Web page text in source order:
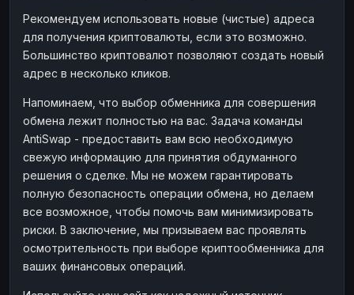
Рекомендуем использовать новые (чистые) адреса
для получения криптовалюты, если это возможно.
Большинство криптовалют позволяют создать новый
адрес в несколько кликов.
Напоминаем, что выбор обменника для совершения
обмена лежит полностью на вас. Задача команды
AntiSwap - предоставить вам всю необходимую
свежую информацию для принятия обдуманного
решения о сделке. Мы не можем гарантировать
полную безопасность операции обмена, но делаем
все возможное, чтобы помочь вам минимизировать
риски. В заключение, мы призываем вас проявлять
осмотрительность при выборе криптообменника для
ваших финансовых операций.